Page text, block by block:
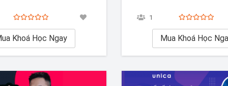
sâu về quản lý và phát
gia trong lĩnh vực này. Đây
Khoá Học Ngay
dụng những công nghệ AI tiên
học cách sử dụng ChatGPT
hóa quy…
1
Mua Khoá Học